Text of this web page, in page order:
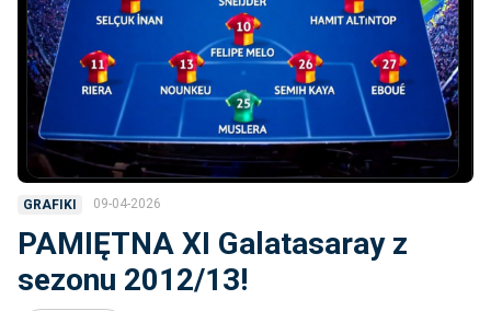
GRAFIKI 09-04-2026
PAMIĘTNA XI Galatasaray z
sezonu 2012/13!